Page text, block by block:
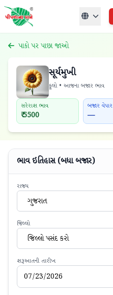
પાકો પર પાછા જાઓ
સૂર્યમુખી
ફૂલો • આજના બજાર ભાવ
સરેરાશ ભાવ
₹ 5500
બજાર વેપાર
—
ભાવ ઇતિહાસ (બધા બજાર)
રાજ્ય
ગુજરાત
જિલ્લો
જિલ્લો પસંદ કરો
શરૂઆતની તારીખ